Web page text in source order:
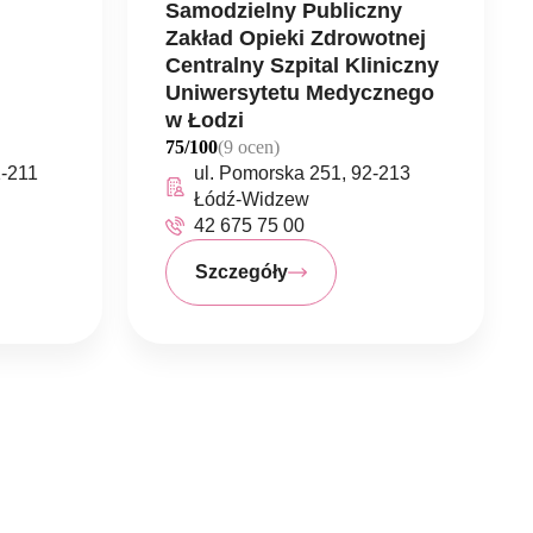
211
Samodzielny Publiczny
Zakład Opieki Zdrowotnej
Centralny Szpital Kliniczny
Uniwersytetu Medycznego
w Łodzi
75/100(9 ocen)
ul. Pomorska 251, 92-213
Łódź-Widzew
42 675 75 00
Szczegóły